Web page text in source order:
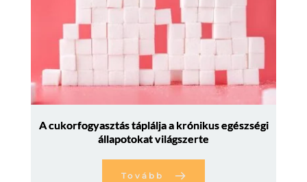
A cukorfogyasztás táplálja a krónikus egészségi
állapotokat világszerte
Tovább